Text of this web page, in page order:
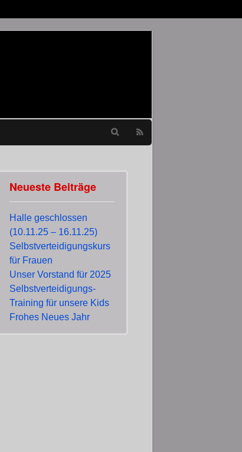
Neueste Beiträge
Halle geschlossen
(10.11.25 – 16.11.25)
Selbstverteidigungskurs
für Frauen
Unser Vorstand für 2025
Selbstverteidigungs-
Training für unsere Kids
Frohes Neues Jahr